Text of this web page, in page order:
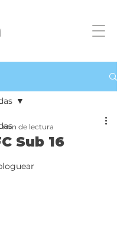
Sub 16
min de lectura